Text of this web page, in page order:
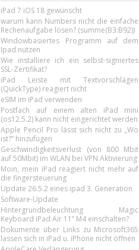
iPad 7 iOS 18 gewünscht
warum kann Numbers nicht die einfache
Rechenaufgabe lösen? (summe(B3:B92))
Windowbasiertes Programm auf dem
Ipad nutzen
Wie installiere ich ein selbst-signiertes
SSL-Zertifikat?
iPad Leiste mit Textvorschlägen
(QuickType) reagiert nicht
eSIM im iPad verwenden
Postfach auf einem alten iPad mini
(os12.5.2) kann nicht eingerichtet werden
Apple Pencil Pro lässt sich nicht zu „Wo
ist?“ hinzufügen
Geschwindigkeitsverlust (von 800 Mbit
auf 50Mbit) im WLAN bei VPN Aktivierung
Moin, mein iPad reagiert nicht mehr auf
die fingersteuerung
Update 26.5.2 eines ipad 3. Generation
Software-Update
Hintergrundbeleuchtung Magic
Keyboard iPad Air 11’’ M4 einschalten?
Dokumente über Links zu Microsoft365
lassen sich in iPad u. iPhone nicht öffnen